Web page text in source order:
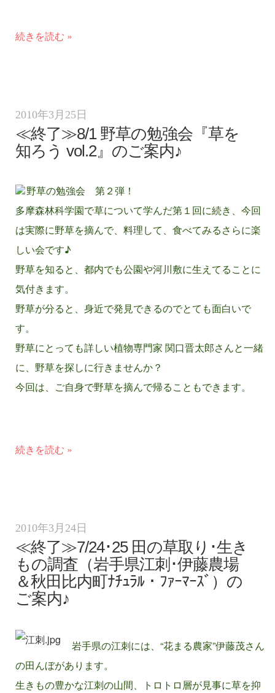
続きを読む »
2010年3月25日
≪終了≫8/1 野草の勉強会『草を
知ろう vol.2』のご案内♪
野草の勉強会 第２弾！
多摩森林科学園で草について学んだ第１回に続き、今回
は実際に野草を摘んで、料理して、食べてみるさらに楽
しい会です♪
野草を知ると、都内でも公園や河川敷に生えてることに
気付きます。
野草が分ると、身近で発見できるのでとても面白いで
す。
野草にとっても詳しい植物専門家 関口晋太郎さんと一緒
に、野草を探しに行きませんか？
今回は、ご自身で野草を摘んで帰ることもできます。
続きを読む »
2010年3月24日
≪終了≫7/24･25 田の草取り･生き
もの調査（岩手県江刺･伊藤農場
＆秋田比内町ﾅﾁｭﾗﾙ・ﾌｧｰﾏｰｽﾞ）の
ご案内♪
岩手県の江刺には、“花まる農家”伊藤茂さん
の田んぼがあります。
生きもの豊かな江刺の山間、トロトロ層が見事に草を抑